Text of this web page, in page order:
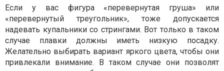
Если у вас фигура «перевернутая груша» или
«перевернутый треугольник», тоже допускается
надевать купальники со стрингами. Вот только в таком
случае плавки должны иметь низкую посадку.
Желательно выбирать вариант яркого цвета, чтобы они
привлекали внимание. В таком случае они позволят